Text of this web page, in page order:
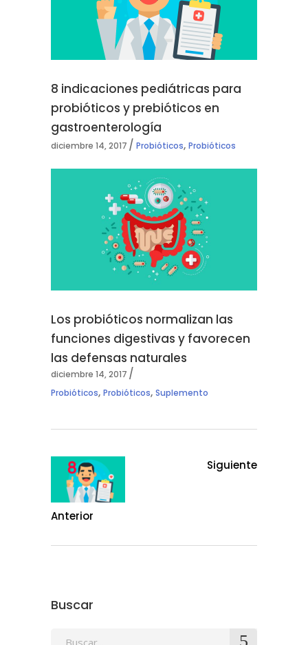
8 indicaciones pediátricas para
probióticos y prebióticos en
gastroenterología
diciembre 14, 2017 Probióticos, Probióticos
Los probióticos normalizan las
funciones digestivas y favorecen
las defensas naturales
diciembre 14, 2017
Probióticos, Probióticos, Suplemento
Anterior
Siguiente
Buscar
Search